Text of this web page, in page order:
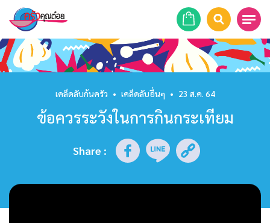
หน้าแรก
สูตรอาหาร
ร้านอาหาร
รายการย้อนหลัง
เคล็ดลับก้นครัว • เคล็ดลับอื่นๆ • 23 ส.ค. 64
ข้อควรระวังในการกินกระเทียม
Share :